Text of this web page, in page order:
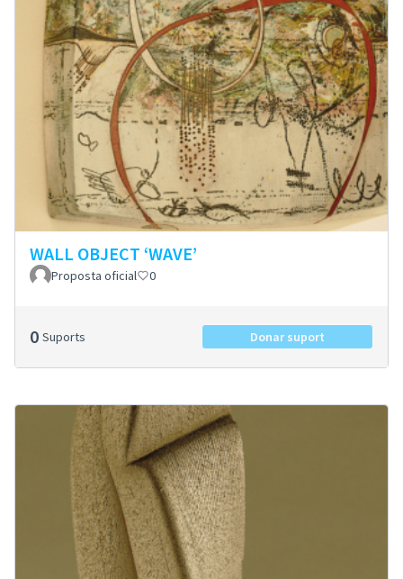
WALL OBJECT ‘WAVE’
Proposta oficial 0
0 Suports Donar suport